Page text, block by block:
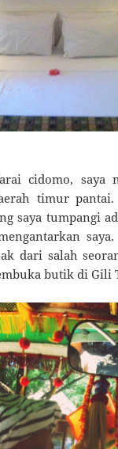
cidomo, saya
timur
saya tumpangi
dari salah
butik di Gili